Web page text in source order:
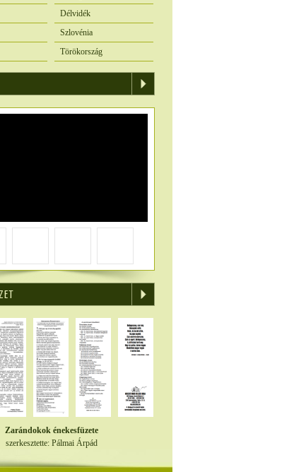
Délvidék
Szlovénia
Törökország
Zarándokok énekesfüzete
szerkesztette: Pálmai Árpád